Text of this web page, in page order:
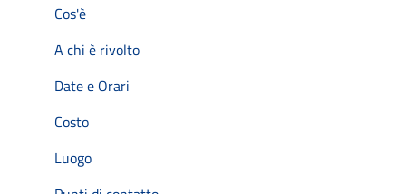
Cos'è
A chi è rivolto
Date e Orari
Costo
Luogo